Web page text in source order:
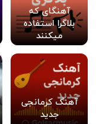
آهنگای که
بلاگرا استفاده
میکنند
آهنگ کرمانجی
جدید